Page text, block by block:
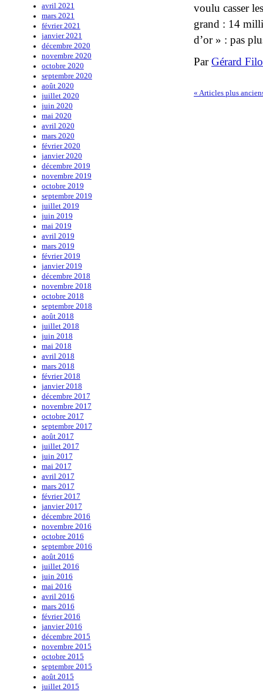
voulu casser
grand : 14
d’or » : pas
ParGérard
« Articles plus
avril 2021
mars 2021
février 2021
janvier 2021
décembre 2020
novembre 2020
octobre 2020
septembre 2020
août 2020
juillet 2020
juin 2020
mai 2020
avril 2020
mars 2020
février 2020
janvier 2020
décembre 2019
novembre 2019
octobre 2019
septembre 2019
juillet 2019
juin 2019
mai 2019
avril 2019
mars 2019
février 2019
janvier 2019
décembre 2018
novembre 2018
octobre 2018
septembre 2018
août 2018
juillet 2018
juin 2018
mai 2018
avril 2018
mars 2018
février 2018
janvier 2018
décembre 2017
novembre 2017
octobre 2017
septembre 2017
août 2017
juillet 2017
juin 2017
mai 2017
avril 2017
mars 2017
février 2017
janvier 2017
décembre 2016
novembre 2016
octobre 2016
septembre 2016
août 2016
juillet 2016
juin 2016
mai 2016
avril 2016
mars 2016
février 2016
janvier 2016
décembre 2015
novembre 2015
octobre 2015
septembre 2015
août 2015
juillet 2015